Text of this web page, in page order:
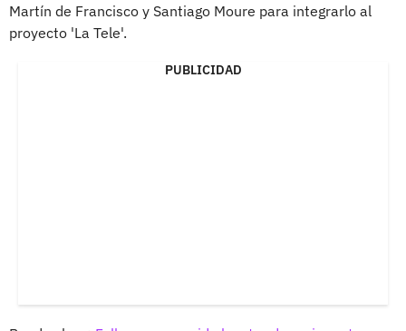
Martín de Francisco y Santiago Moure para integrarlo al
proyecto 'La Tele'.
PUBLICIDAD